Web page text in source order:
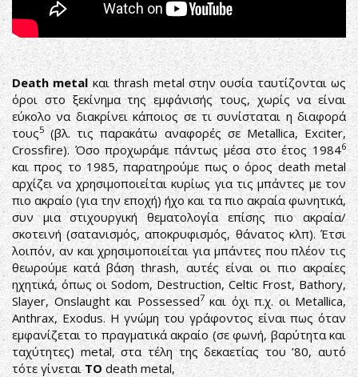
Death metalκαι thrash metal στην ουσία ταυτίζονται ως
όροι στο ξεκίνημα της εμφάνισής τους, χωρίς να είναι
εύκολο να διακρίνει κάποιος σε τι συνίσταται η διαφορά
τους5 (βλ. τις παρακάτω αναφορές σε Metallica, Exciter,
Crossfire). Όσο προχωράμε πάντως μέσα στο έτος 19846
και προς το 1985, παρατηρούμε πως ο όρος death metal
αρχίζει να χρησιμοποιείται κυρίως για τις μπάντες με τον
πιο ακραίο (για την εποχή) ήχο και τα πιο ακραία φωνητικά,
συν μια στιχουργική θεματολογία επίσης πιο ακραία/
σκοτεινή (σατανισμός, αποκρυφισμός, θάνατος κλπ). Έτσι
λοιπόν, αν και χρησιμοποιείται για μπάντες που πλέον τις
θεωρούμε κατά βάση thrash, αυτές είναι οι πιο ακραίες
ηχητικά, όπως οι Sodom, Destruction, Celtic Frost, Bathory,
Slayer, Onslaught και Possessed7και όχι π.χ. οι Metallica,
Anthrax, Exodus. Η γνώμη του γράφοντος είναι πως όταν
εμφανίζεται το πραγματικά ακραίο (σε φωνή, βαρύτητα και
ταχύτητες) metal, στα τέλη της δεκαετίας του ’80, αυτό
τότε γίνεταιΤΟ death metal,